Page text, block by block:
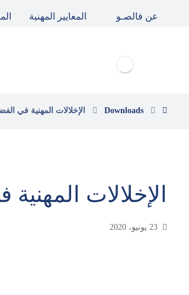
عن فالصـو المعايير المهنية
Downloads الإخلالات المهنية في
الإخلالات
23 يونيو، 2020